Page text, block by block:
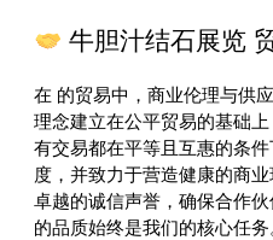
牛胆汁结石展览
在 的贸易中，商业伦理与供
理念建立在公平贸易的基础
有交易都在平等且互惠的条
度，并致力于营造健康的商
卓越的诚信声誉，确保合作
的品质始终是我们的核心任务